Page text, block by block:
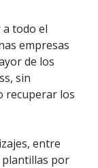
todo el
empresas
de los
sin
recuperar los
entre
plantillas por